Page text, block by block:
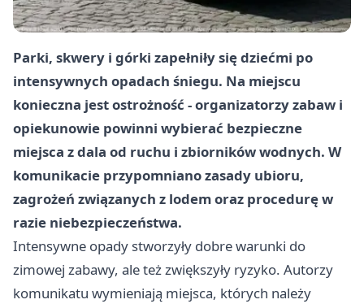
Parki, skwery i górki zapełniły się dziećmi po
intensywnych opadach śniegu. Na miejscu
konieczna jest ostrożność - organizatorzy zabaw i
opiekunowie powinni wybierać bezpieczne
miejsca z dala od ruchu i zbiorników wodnych. W
komunikacie przypomniano zasady ubioru,
zagrożeń związanych z lodem oraz procedurę w
razie niebezpieczeństwa.
Intensywne opady stworzyły dobre warunki do
zimowej zabawy, ale też zwiększyły ryzyko. Autorzy
komunikatu wymieniają miejsca, których należy